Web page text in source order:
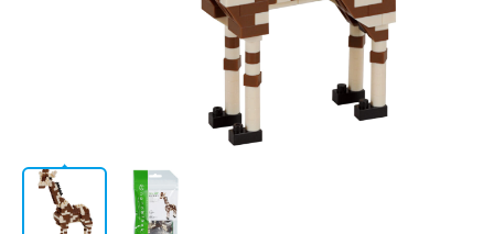
JP / EN
CATALOG